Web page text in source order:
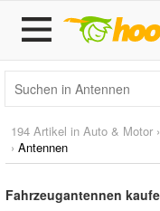
194 Artikel in Auto & Motor ›
› Antennen
Fahrzeugantennen